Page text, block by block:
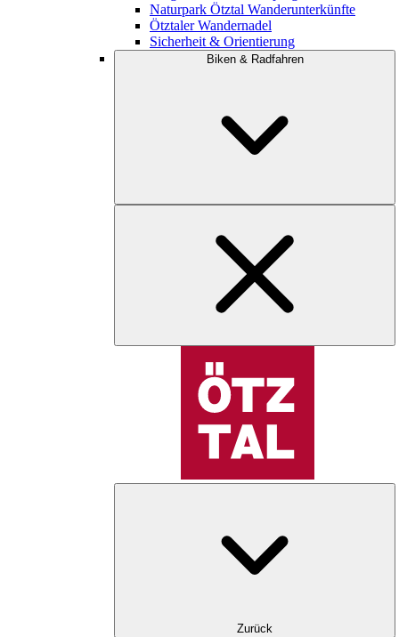
Naturpark Ötztal Wanderunterkünfte
Ötztaler Wandernadel
Sicherheit & Orientierung
Biken & Radfahren
Zurück